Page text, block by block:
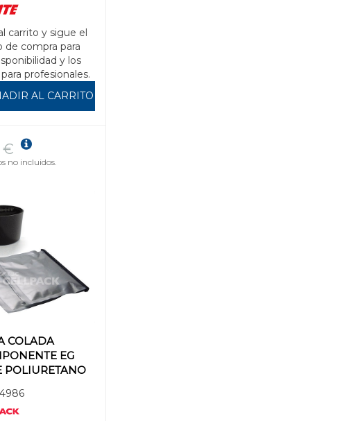
carrito y sigue el
de compra para
y los
profesionales.
AL CARRITO
COLADA
EG
POLIURETANO
€
no incluidos.